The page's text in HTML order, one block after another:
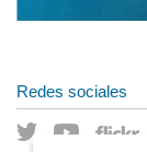
Redes sociales